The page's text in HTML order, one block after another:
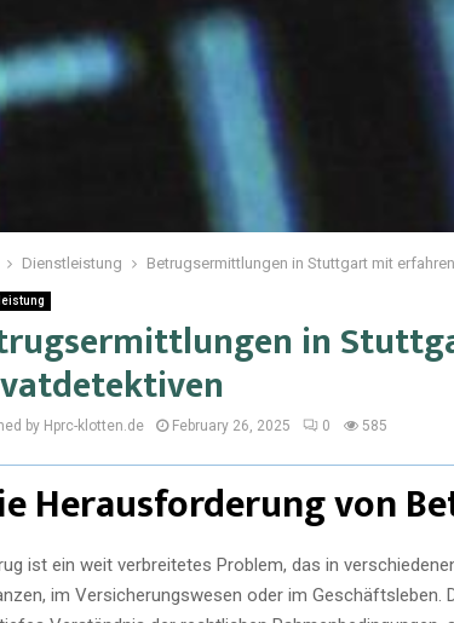
Dienstleistung Betrugsermittlungen in Stuttgart mit
in
by Hprc-klotten.de February 26, 2025 0 585
Herausforderung von
ist ein weit verbreitetes Problem, das in
im Versicherungswesen oder im